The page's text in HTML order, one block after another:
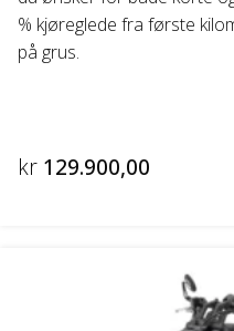
% kjøreglede fra første
på grus.
kr 129.900,00